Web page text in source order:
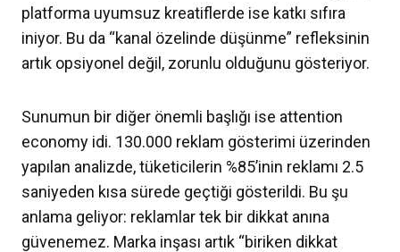
platforma uyumsuz kreatiflerde ise katkı sıfıra
iniyor. Bu da “kanal özelinde düşünme” refleksinin
artık opsiyonel değil, zorunlu olduğunu gösteriyor.
Sunumun bir diğer önemli başlığı ise attention
economy idi. 130.000 reklam gösterimi üzerinden
yapılan analizde, tüketicilerin %85’inin reklamı 2.5
saniyeden kısa sürede geçtiği gösterildi. Bu şu
anlama geliyor: reklamlar tek bir dikkat anına
güvenemez. Marka inşası artık “biriken dikkat